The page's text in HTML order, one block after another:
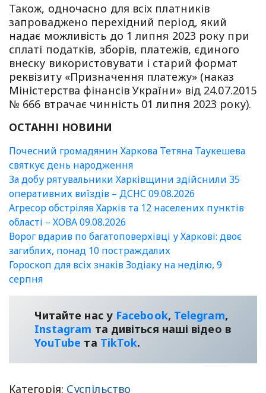
Також, одночасно для всіх платників
запроваджено перехідний період, який
надає можливість до 1 липня 2023 року при
сплаті податків, зборів, платежів, єдиного
внеску використовувати і старий формат
реквізиту «Призначення платежу» (наказ
Міністерства фінансів України» від 24.07.2015
№ 666 втрачає чинність 01 липня 2023 року).
ОСТАННІ НОВИНИ
Почесний громадянин Харкова Тетяна Таукешева
святкує день народження
За добу рятувальники Харківщини здійснили 35
оперативних виїздів – ДСНС 09.08.2026
Агресор обстріляв Харків та 12 населених пунктів
області – ХОВА 09.08.2026
Ворог вдарив по багатоповерхівці у Харкові: двоє
загиблих, понад 10 постраждалих
Гороскоп для всіх знаків Зодіаку на неділю, 9
серпня
Читайте нас у Facebook, Telegram,
Instagram та дивіться наші відео в
YouТube та TikTok.
Категорія: Суспільство